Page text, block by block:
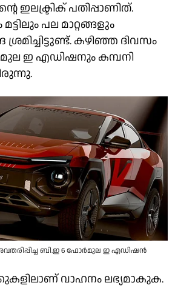
ഇലക്ട്രിക് പതിപ്പാണിത്.
പല മാറ്റങ്ങളും
കഴിഞ്ഞ ദിവസം
ഇ എഡിഷനും കമ്പനി
ബി.ഇ 6 ഫോര്‍മുല ഇ എഡിഷന്‍
വാഹനം ലഭ്യമാകുക.